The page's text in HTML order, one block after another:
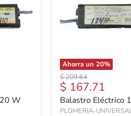
W
Ahorra un 20%
Precio
original
$ 209.64
Precio
actual
$ 167.71
Balastro Eléctrico
PLOMERIA-